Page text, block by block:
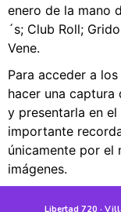
enero de la mano
´s; Club Roll;
Vene.
Para acceder a
hacer una
y presentarla en
importante
únicamente por el
imágenes.
Libertad 720 ·